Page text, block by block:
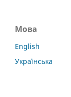
Мова
English
Українська